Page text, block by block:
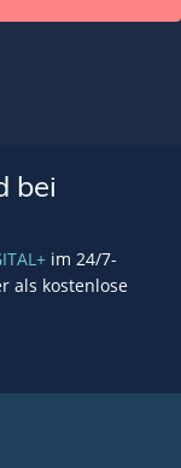
bei
im 24/7-
als kostenlose